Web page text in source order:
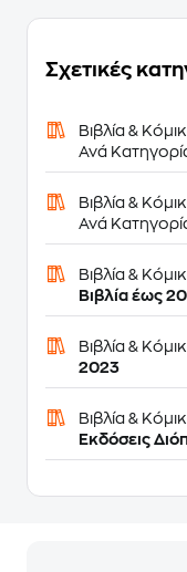
Σχετικές
Βιβλία &
Ανά
Βιβλία &
Ανά
Βιβλία &
Βιβλία έως
Βιβλία &
2023
Βιβλία &
Εκδόσεις